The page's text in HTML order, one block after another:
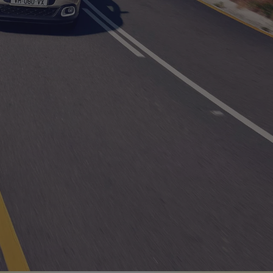
das
como
Bagageira e compartimentos